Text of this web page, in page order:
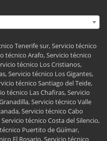
Tenerife sur, Servicio técnico
técnico Arafo, Servicio técnico
técnico Los Cristianos,
Servicio técnico Los Gigantes,
técnico Santiago del Teide,
técnico Las Chafiras, Servicio
Servicio técnico Valle
Servicio técnico Cabo
técnico Costa del Silencio,
Puertito de Güímar,
El Rosario, Servicio técnico